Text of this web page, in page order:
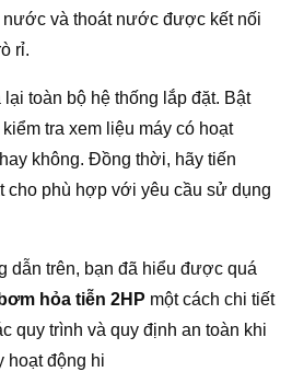
và thoát nước được kết nối
rỉ.
toàn bộ hệ thống lắp đặt. Bật
tra xem liệu máy có hoạt
không. Đồng thời, hãy tiến
cho phù hợp với yêu cầu sử dụng
trên, bạn đã hiểu được quá
hỏa tiễn 2HP một cách chi tiết
quy trình và quy định an toàn khi
hoạt động hi